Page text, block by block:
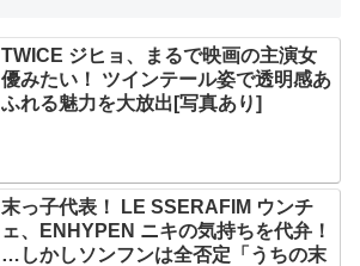
TWICE ジヒョ、まるで映画の主演女
優みたい！ ツインテール姿で透明感あ
ふれる魅力を大放出[写真あり]
末っ子代表！ LE SSERAFIM ウンチ
ェ、ENHYPEN ニキの気持ちを代弁！
…しかしソンフンは全否定「うちの末